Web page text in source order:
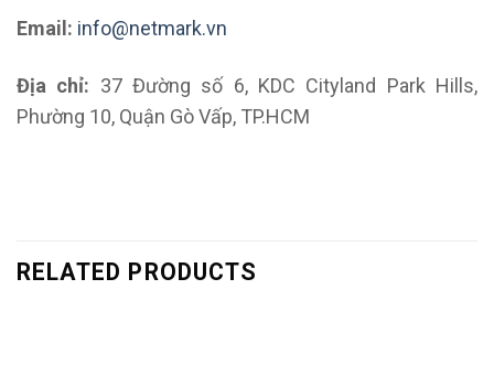
Email: info@netmark.vn
Địa chỉ: 37 Đường số 6, KDC Cityland Park Hills,
Phường 10, Quận Gò Vấp, TP.HCM
RELATED PRODUCTS